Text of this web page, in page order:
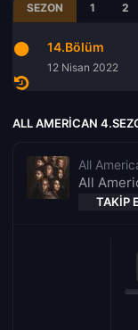
SEZON 1 2
14.Bölüm
12 Nisan 2022
ALL AMERICAN
All
All
TAKIP